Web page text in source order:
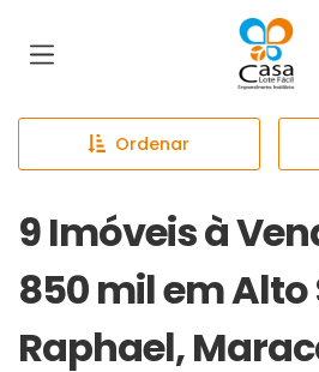
Página
Ordenar
9 Imóveis à
850 mil em Alto
Raphael,